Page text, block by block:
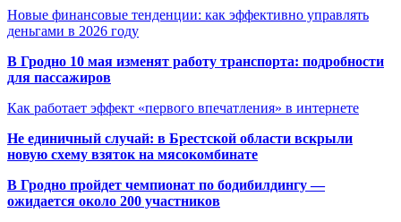
Новые финансовые тенденции: как эффективно управлять
деньгами в 2026 году
В Гродно 10 мая изменят работу транспорта: подробности
для пассажиров
Как работает эффект «первого впечатления» в интернете
Не единичный случай: в Брестской области вскрыли
новую схему взяток на мясокомбинате
В Гродно пройдет чемпионат по бодибилдингу —
ожидается около 200 участников